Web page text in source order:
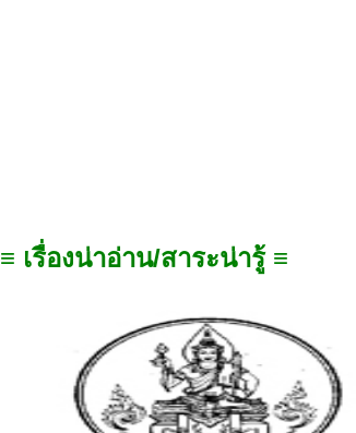
≡ เรื่องน่าอ่าน/สาระน่ารู้ ≡